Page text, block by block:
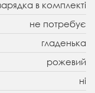
в комплекті
не потребує
гладенька
рожевий
ні